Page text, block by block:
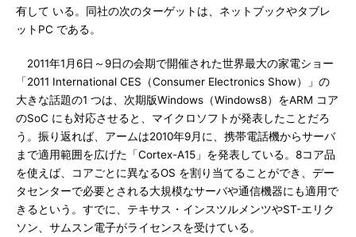
有して いる。同社の次のターゲットは、ネットブックやタブレ
ットPC である。
2011年1月6日～9日の会期で開催された世界最大の家電ショー
「2011 International CES（Consumer Electronics Show）」の
大きな話題の1 つは、次期版Windows（Windows8）をARM コア
のSoC にも対応させると、マイクロソフトが発表したことだろ
う。振り返れば、アームは2010年9月に、携帯電話機からサーバ
まで適用範囲を広げた「Cortex-A15」を発表している。8コア品
を使えば、コアごとに異なるOS を割り当てることができ、デー
タセンターで必要とされる大規模なサーバや通信機器にも適用で
きるという。すでに、テキサス・インスツルメンツやST-エリク
ソン、サムスン電子がライセンスを受けている。